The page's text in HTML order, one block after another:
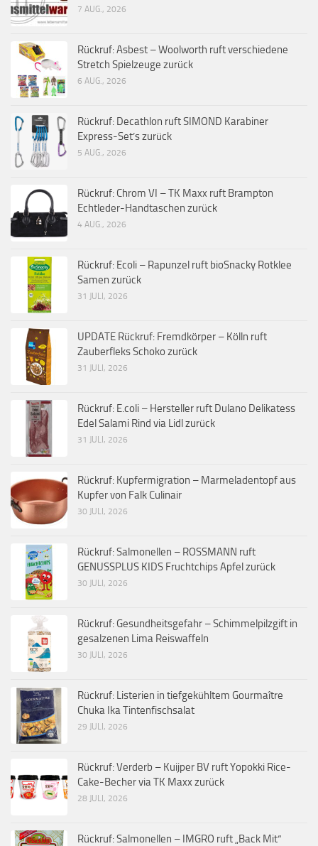
7 AUG., 2026
Rückruf: Asbest – Woolworth ruft verschiedene
Stretch Spielzeuge zurück
6 AUG., 2026
Rückruf: Decathlon ruft SIMOND Karabiner
Express-Set’s zurück
5 AUG., 2026
Rückruf: Chrom VI – TK Maxx ruft Brampton
Echtleder-Handtaschen zurück
4 AUG., 2026
Rückruf: Ecoli – Rapunzel ruft bioSnacky Rotklee
Samen zurück
31 JULI, 2026
UPDATE Rückruf: Fremdkörper – Kölln ruft
Zauberfleks Schoko zurück
31 JULI, 2026
Rückruf: E.coli – Hersteller ruft Dulano Delikatess
Edel Salami Rind via Lidl zurück
31 JULI, 2026
Rückruf: Kupfermigration – Marmeladentopf aus
Kupfer von Falk Culinair
30 JULI, 2026
Rückruf: Salmonellen – ROSSMANN ruft
GENUSSPLUS KIDS Fruchtchips Apfel zurück
30 JULI, 2026
Rückruf: Gesundheitsgefahr – Schimmelpilzgift in
gesalzenen Lima Reiswaffeln
30 JULI, 2026
Rückruf: Listerien in tiefgekühltem Gourmaître
Chuka Ika Tintenfischsalat
29 JULI, 2026
Rückruf: Verderb – Kuijper BV ruft Yopokki Rice-
Cake-Becher via TK Maxx zurück
28 JULI, 2026
Rückruf: Salmonellen – IMGRO ruft „Back Mit“